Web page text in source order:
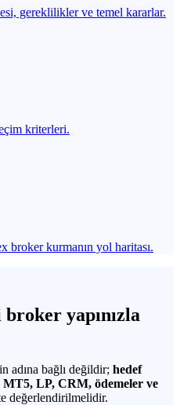
gereklilikler ve temel kararlar.
kriterleri.
broker kurmanın yol haritası.
yapınızla
adına bağlı değildir; hedef
MT5, LP, CRM, ödemeler ve
değerlendirilmelidir.